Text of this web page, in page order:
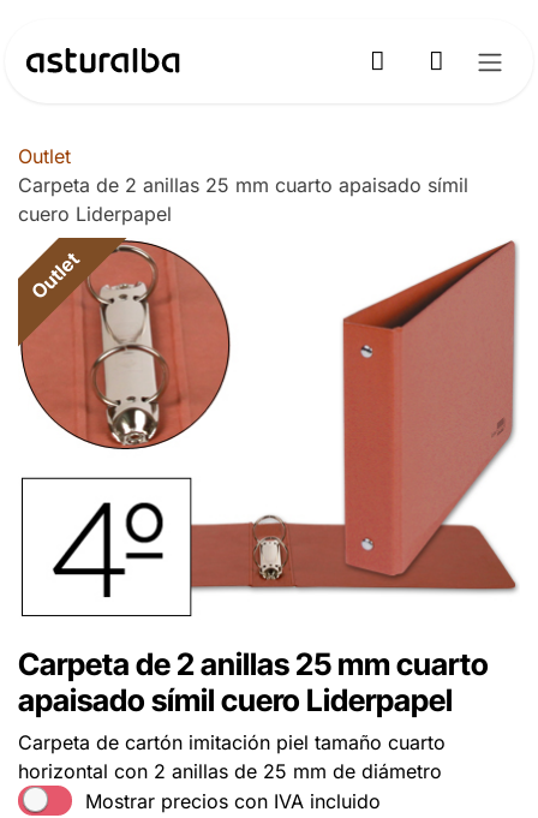
Outlet
Carpeta de 2 anillas 25 mm cuarto apaisado símil
cuero Liderpapel
Outlet
Carpeta de 2 anillas 25 mm cuarto
apaisado símil cuero Liderpapel
Carpeta de cartón imitación piel tamaño cuarto
horizontal con 2 anillas de 25 mm de diámetro
Mostrar precios con IVA incluido